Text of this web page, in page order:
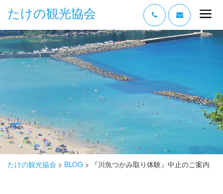
たけの観光協会
“たけの” の魅力
過ごし方
みどころ
泊まる
おみやげ
たけの観光協会 > BLOG > 『川魚つかみ取り体験』中止のご案内